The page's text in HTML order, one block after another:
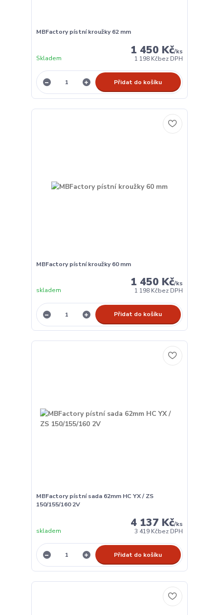
MBFactory pístní kroužky 62 mm
1 450 Kč/ks
1 198 Kčbez DPH
Skladem
Přidat do košíku
MBFactory pístní kroužky 60 mm
1 450 Kč/ks
1 198 Kčbez DPH
skladem
Přidat do košíku
MBFactory pístní sada 62mm HC YX / ZS
150/155/160 2V
4 137 Kč/ks
3 419 Kčbez DPH
skladem
Přidat do košíku